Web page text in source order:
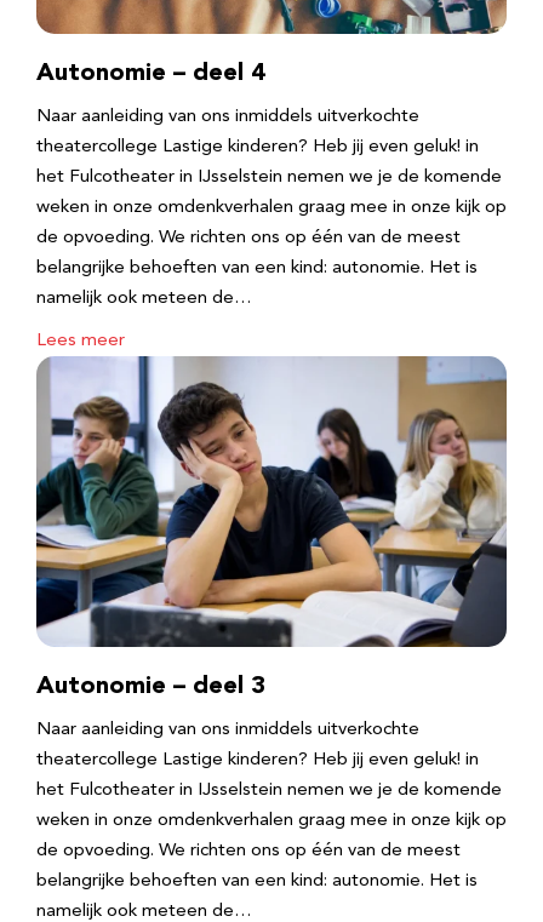
Autonomie – deel 4
Naar aanleiding van ons inmiddels uitverkochte
theatercollege Lastige kinderen? Heb jij even geluk! in
het Fulcotheater in IJsselstein nemen we je de komende
weken in onze omdenkverhalen graag mee in onze kijk op
de opvoeding. We richten ons op één van de meest
belangrijke behoeften van een kind: autonomie. Het is
namelijk ook meteen de…
Lees meer
Autonomie – deel 3
Naar aanleiding van ons inmiddels uitverkochte
theatercollege Lastige kinderen? Heb jij even geluk! in
het Fulcotheater in IJsselstein nemen we je de komende
weken in onze omdenkverhalen graag mee in onze kijk op
de opvoeding. We richten ons op één van de meest
belangrijke behoeften van een kind: autonomie. Het is
namelijk ook meteen de…